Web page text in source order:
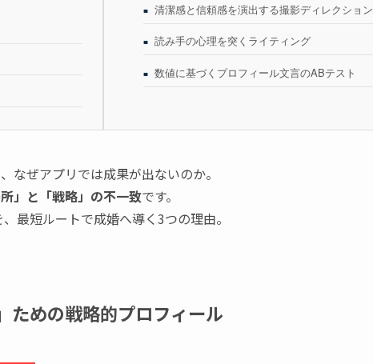
清潔感と信頼感を演出する撮影ディレクション
読み手の心理を突くライティング
数値に基づくプロフィール文言のABテスト
なぜアプリでは成果が出ないのか。
所」と「戦略」の不一致です。
最短ルートで成婚へ導く3つの理由。
ための戦略的プロフィール